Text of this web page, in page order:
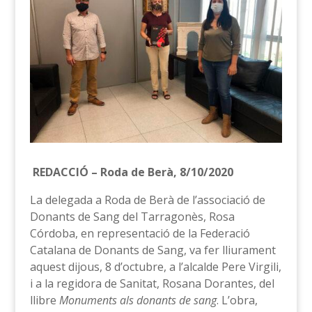
REDACCIÓ – Roda de Berà, 8/10/2020
La delegada a Roda de Berà de l’associació de
Donants de Sang del Tarragonès, Rosa
Córdoba, en representació de la Federació
Catalana de Donants de Sang, va fer lliurament
aquest dijous, 8 d’octubre, a l’alcalde Pere Virgili,
i a la regidora de Sanitat, Rosana Dorantes, del
llibre Monuments als donants de sang. L’obra,